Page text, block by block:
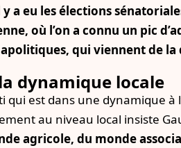
a eu les élections
où l’on a connu un pic
qui viennent de
dynamique locale
est dans une dynamique à
au niveau local insiste
agricole, du monde